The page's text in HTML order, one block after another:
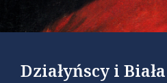
Działyńscy i